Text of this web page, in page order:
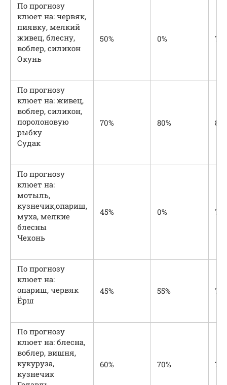
По прогнозу
клюет на: червяк,
пиявку, мелкий
живец, блесну,
воблер, силикон
Окунь
50% 0%
По прогнозу
клюет на: живец,
воблер, силикон,
поролоновую
рыбку
Судак
70% 80%
По прогнозу
клюет на:
мотыль,
кузнечик,опариш,
муха, мелкие
блесны
Чехонь
45% 0%
По прогнозу
клюет на:
опариш, червяк
Ёрш
45% 55%
По прогнозу
клюет на: блесна,
воблер, вишня,
кукуруза,
кузнечик
60% 70%